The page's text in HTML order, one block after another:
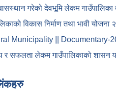
गरेको देवभूमि लेकम
विकास निर्माण तथा भावी
Municipality || Documentary-
र सफलता लेकम गाउँपालिकाको शासन